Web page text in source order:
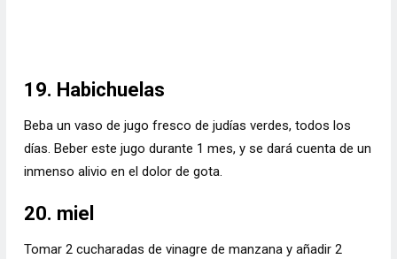
19. Habichuelas
Beba un vaso de jugo fresco de judías verdes, todos los
días. Beber este jugo durante 1 mes, y se dará cuenta de un
inmenso alivio en el dolor de gota.
20. miel
Tomar 2 cucharadas de vinagre de manzana y añadir 2